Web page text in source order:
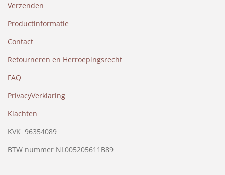
Verzenden
Productinformatie
Contact
Retourneren en Herroepingsrecht
FAQ
PrivacyVerklaring
Klachten
KVK 96354089
BTW nummer NL005205611B89